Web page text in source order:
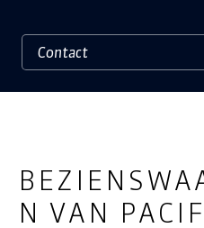
N VAN